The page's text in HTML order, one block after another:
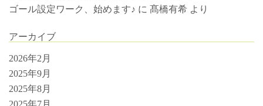
ゴール設定ワーク、始めます♪ に 髙橋有希 より
アーカイブ
2026年2月
2025年9月
2025年8月
2025年7月